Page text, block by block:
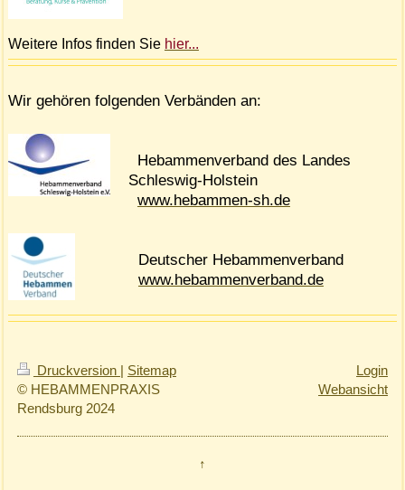
Weitere Infos finden Sie hier...
Wir gehören folgenden Verbänden an:
Hebammenverband des Landes
Schleswig-Holstein
www.hebammen-sh.de
Deutscher Hebammenverband
www.hebammenverband.de
Druckversion | Sitemap
© HEBAMMENPRAXIS
Rendsburg 2024
Login
Webansicht
↑